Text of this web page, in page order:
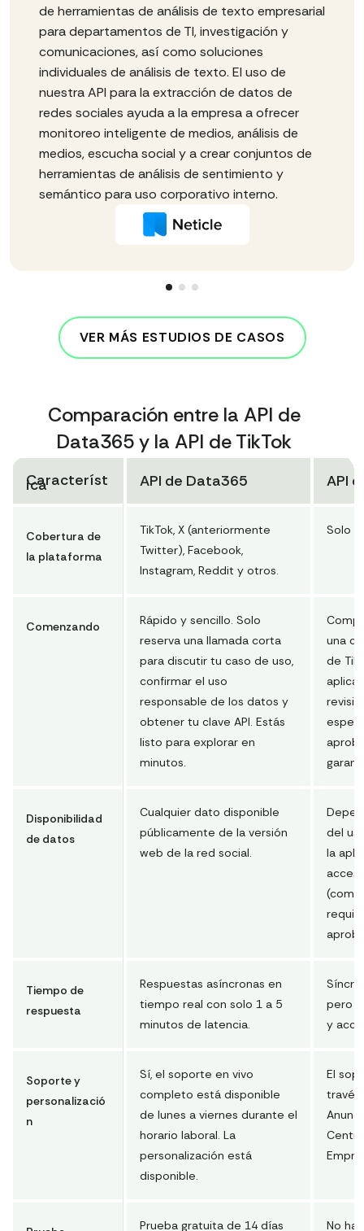
de herramientas de análisis de texto empresarial
para departamentos de TI, investigación y
comunicaciones, así como soluciones
individuales de análisis de texto. El uso de
nuestra API para la extracción de datos de
redes sociales ayuda a la empresa a ofrecer
monitoreo inteligente de medios, análisis de
medios, escucha social y a crear conjuntos de
herramientas de análisis de sentimiento y
semántico para uso corporativo interno.
VER MÁS ESTUDIOS DE CASOS
Comparación entre la API de
Data365 y la API de TikTok
Característ
ica API de Data365 API
Cobertura de
la plataforma
TikTok, X (anteriormente
Twitter), Facebook,
Instagram, Reddit y otros.
Solo
Comenzando
Rápido y sencillo. Solo
reserva una llamada corta
para discutir tu caso de uso,
confirmar el uso
responsable de los datos y
obtener tu clave API. Estás
listo para explorar en
minutos.
una
de
Disponibilidad
de datos
Cualquier dato disponible
públicamente de la versión
web de la red social.
del
la
Tiempo de
respuesta
Respuestas asíncronas en
tiempo real con solo 1 a 5
minutos de latencia.
pero
y
Soporte y
personalizació
n
Sí, el soporte en vivo
completo está disponible
de lunes a viernes durante el
horario laboral. La
personalización está
disponible.
El
través
Prueba gratuita de 14 días
No